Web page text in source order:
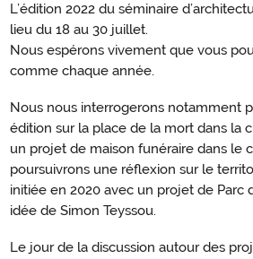
L’édition 2022 du séminaire
lieu du 18 au 30 juillet.
Nous espérons vivement que vous
comme chaque année.
Nous nous interrogerons notamment
édition sur la place de la mort dans la
un projet de maison funéraire dans le
poursuivrons une réflexion sur le
initiée en 2020 avec un projet de Parc
idée de Simon Teyssou.
Le jour de la discussion autour des